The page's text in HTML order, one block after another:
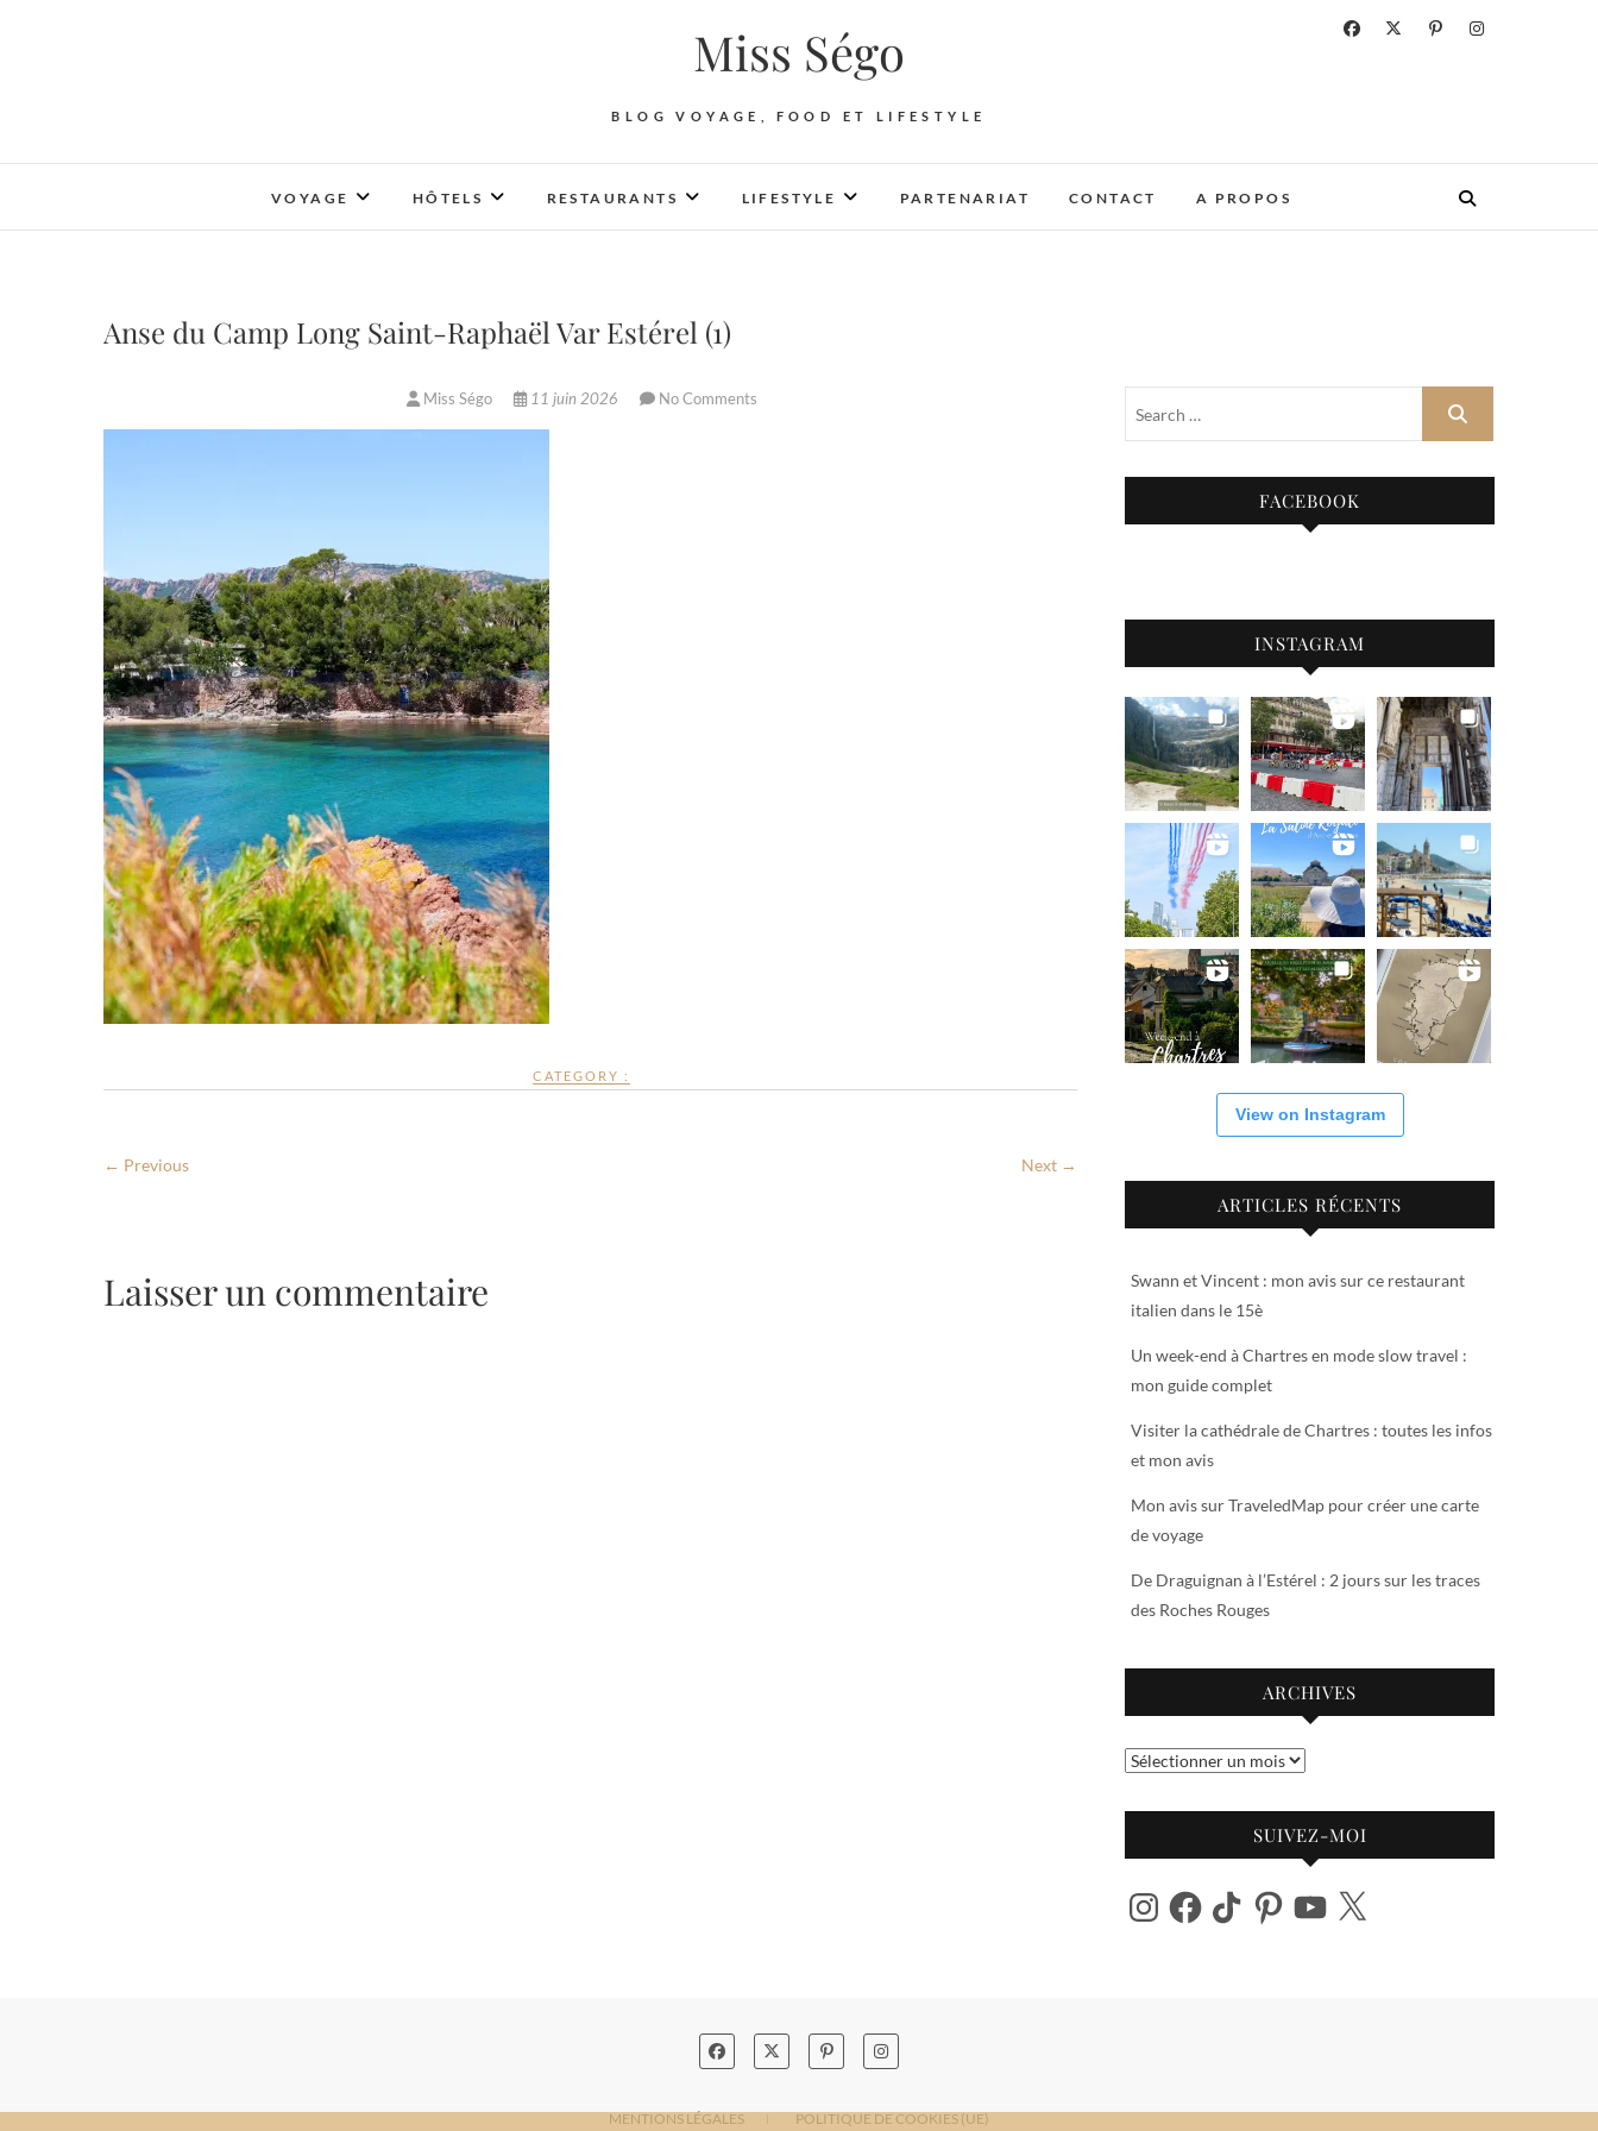
Miss Ségo
BLOG VOYAGE, FOOD ET LIFESTYLE
VOYAGE HÔTELS RESTAURANTS LIFESTYLE PARTENARIAT CONTACT A PROPOS
Anse du Camp Long Saint-Raphaël Var Estérel (1)
Miss Ségo 11 juin 2026 No Comments
CATEGORY :
← Previous Next →
Laisser un commentaire
FACEBOOK
INSTAGRAM
View on Instagram
ARTICLES RÉCENTS
Swann et Vincent : mon avis sur ce restaurant
italien dans le 15è
Un week-end à Chartres en mode slow travel :
mon guide complet
Visiter la cathédrale de Chartres : toutes les infos
et mon avis
Mon avis sur TraveledMap pour créer une carte
de voyage
De Draguignan à l’Estérel : 2 jours sur les traces
des Roches Rouges
ARCHIVES
Archives
SUIVEZ-MOI
InstagramFacebook
TikTok PinterestYouTube
X
MENTIONS LÉGALES POLITIQUE DE COOKIES (UE)